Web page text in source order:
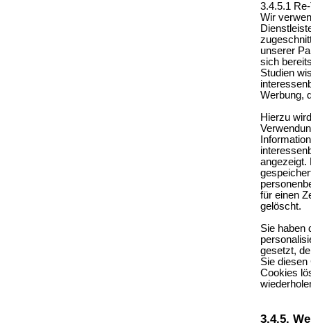
3.4.5.1
Wir
unserer
sich
Studien
Werbung,
Hierzu
angezeigt.
für einen
gelöscht.
Sie haben
gesetzt,
Sie diesen
Cookies
3.4.5.